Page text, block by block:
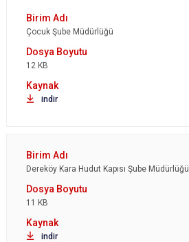
Çocuk Şube Müdürlüğü
12 KB
indir
Dereköy Kara Hudut Kapısı Şube Müdürlüğü
11 KB
indir